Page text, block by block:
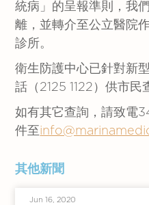
統病」的呈報準則，我
離，並轉介至公立醫院
診所。
衛生防護中心已針對新
話（2125 1122）供市民
如有其它查詢，請致電
件至
其他新聞
Jun 16, 2020